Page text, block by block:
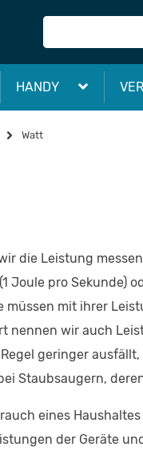
HANDY
Watt
die Leistung
Joule pro Sekunde)
müssen mit ihrer
nennen wir auch
geringer
Staubsaugern,
eines Haushaltes
der Geräte